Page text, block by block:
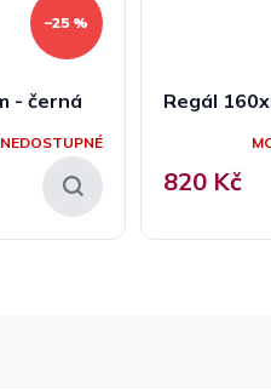
–25 %
- černá Regál
820 Kč